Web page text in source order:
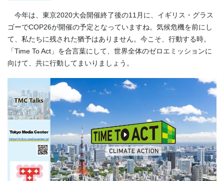
今年は、東京2020大会開催終了後の11月に、イギリス・グラス
ゴーでCOP26が開催の予定となっていますね。気候危機を前にし
て、私たちに残された猶予はありません。今こそ、行動する時。
「Time To Act」を合言葉にして、世界全体のゼロエミッションに
向けて、共に行動してまいりましょう。